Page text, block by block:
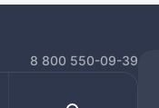
8 800 550-09-39